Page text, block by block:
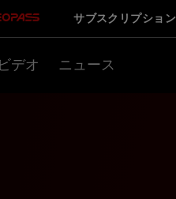
サブスクリプション
ビデオ ニュース